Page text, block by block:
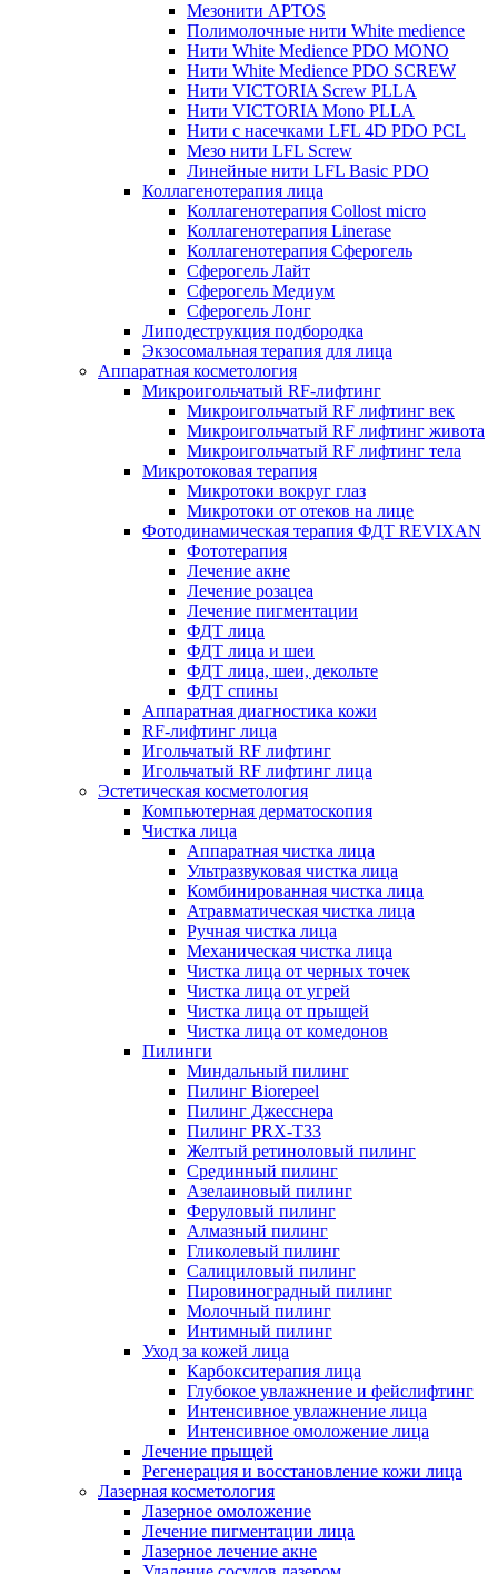
Мезонити APTOS
Полимолочные нити White medience
Нити White Medience PDO MONO
Нити White Medience PDO SCREW
Нити VICTORIA Screw PLLA
Нити VICTORIA Mono PLLA
Нити с насечками LFL 4D PDO PCL
Мезо нити LFL Screw
Линейные нити LFL Basic PDO
Коллагенотерапия лица
Коллагенотерапия Collost micro
Коллагенотерапия Linerase
Коллагенотерапия Сферогель
Сферогель Лайт
Сферогель Медиум
Сферогель Лонг
Липодеструкция подбородка
Экзосомальная терапия для лица
Аппаратная косметология
Микроигольчатый RF-лифтинг
Микроигольчатый RF лифтинг век
Микроигольчатый RF лифтинг живота
Микроигольчатый RF лифтинг тела
Микротоковая терапия
Микротоки вокруг глаз
Микротоки от отеков на лице
Фотодинамическая терапия ФДТ REVIXAN
Фототерапия
Лечение акне
Лечение розацеа
Лечение пигментации
ФДТ лица
ФДТ лица и шеи
ФДТ лица, шеи, декольте
ФДТ спины
Аппаратная диагностика кожи
RF-лифтинг лица
Игольчатый RF лифтинг
Игольчатый RF лифтинг лица
Эстетическая косметология
Компьютерная дерматоскопия
Чистка лица
Аппаратная чистка лица
Ультразвуковая чистка лица
Комбинированная чистка лица
Атравматическая чистка лица
Ручная чистка лица
Механическая чистка лица
Чистка лица от черных точек
Чистка лица от угрей
Чистка лица от прыщей
Чистка лица от комедонов
Пилинги
Миндальный пилинг
Пилинг Biorepeel
Пилинг Джесснера
Пилинг PRX-T33
Желтый ретиноловый пилинг
Срединный пилинг
Азелаиновый пилинг
Феруловый пилинг
Алмазный пилинг
Гликолевый пилинг
Салициловый пилинг
Пировиноградный пилинг
Молочный пилинг
Интимный пилинг
Уход за кожей лица
Карбокситерапия лица
Глубокое увлажнение и фейслифтинг
Интенсивное увлажнение лица
Интенсивное омоложение лица
Лечение прыщей
Регенерация и восстановление кожи лица
Лазерная косметология
Лазерное омоложение
Лечение пигментации лица
Лазерное лечение акне